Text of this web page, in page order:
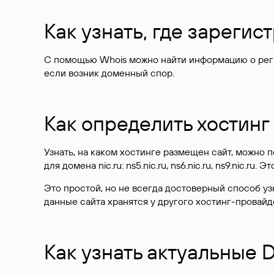
Как узнать, где
С помощью Whois можно найти информацию о
если возник доменный спор.
Как определить
Узнать, на каком хостинге размещен сайт,
для домена nic.ru: ns5.nic.ru, ns6.nic.ru, ns9.nic.ru.
Это простой, но не всегда достоверный способ
данные сайта хранятся у другого хостинг-
Как узнать актуальные